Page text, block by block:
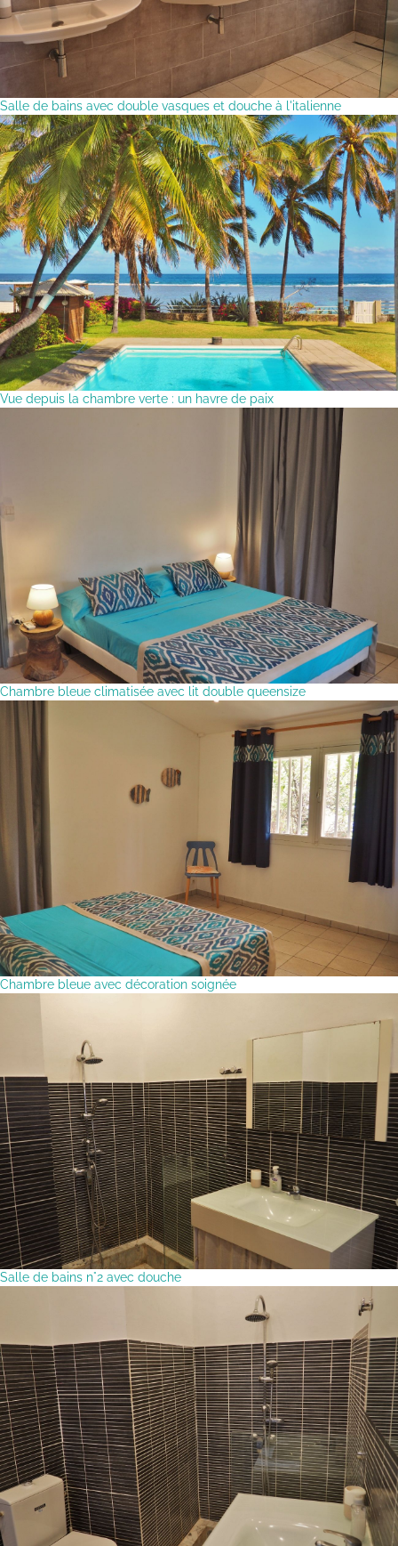
Salle de bains avec double vasques et douche à l'italienne
Vue depuis la chambre verte : un havre de paix
Chambre bleue climatisée avec lit double queensize
Chambre bleue avec décoration soignée
Salle de bains n°2 avec douche